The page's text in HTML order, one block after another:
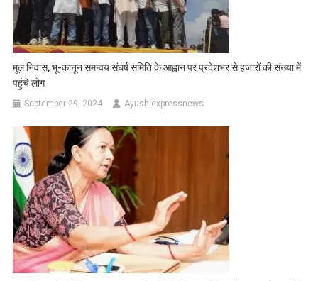
मूल निवास, भू-कानून समन्वय संघर्ष समिति के आह्वान पर प्रदेशभर से हजारों की संख्या में
पहुंचे लोग
September 29, 2024 Ayushiexpressnews